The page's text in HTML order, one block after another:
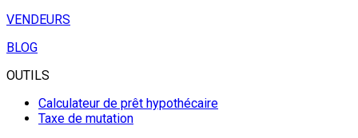
VENDEURS
BLOG
OUTILS
Calculateur de prêt hypothécaire
Taxe de mutation